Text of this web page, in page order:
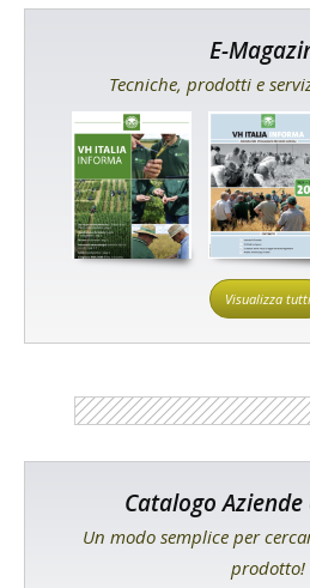
E-
Tecniche, prodotti e
Visualizza tutti
Catalogo
Un modo semplice per
prodotto!